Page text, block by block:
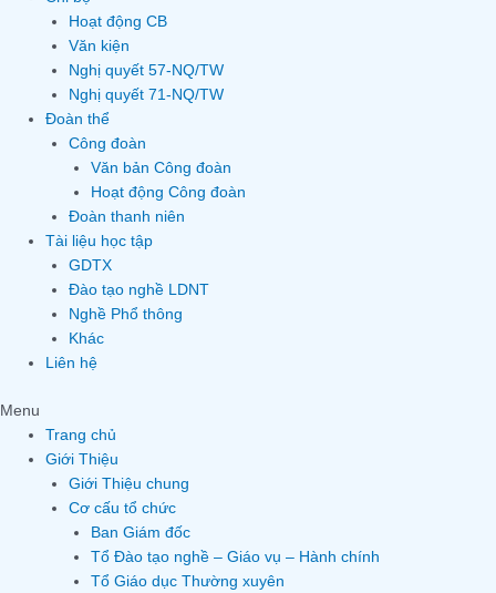
Hoạt động CB
Văn kiện
Nghị quyết 57-NQ/TW
Nghị quyết 71-NQ/TW
Đoàn thể
Công đoàn
Văn bản Công đoàn
Hoạt động Công đoàn
Đoàn thanh niên
Tài liệu học tập
GDTX
Đào tạo nghề LDNT
Nghề Phổ thông
Khác
Liên hệ
Menu
Trang chủ
Giới Thiệu
Giới Thiệu chung
Cơ cấu tổ chức
Ban Giám đốc
Tổ Đào tạo nghề – Giáo vụ – Hành chính
Tổ Giáo dục Thường xuyên